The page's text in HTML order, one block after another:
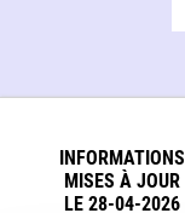
INFORMATIONS
MISES À JOUR
LE 28-04-2026